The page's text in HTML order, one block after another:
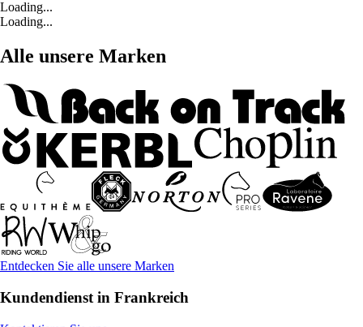
Loading...
Loading...
Alle unsere Marken
Entdecken Sie alle unsere Marken
Kundendienst in Frankreich